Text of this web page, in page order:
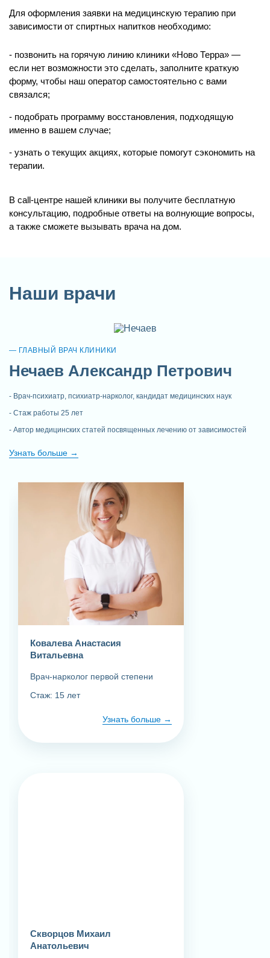
Заказать услугу
Для оформления заявки на медицинскую терапию при
зависимости от спиртных напитков необходимо:
позвонить на горячую линию клиники «Ново Терра» —
если нет возможности это сделать, заполните краткую
форму, чтобы наш оператор самостоятельно с вами
связался;
подобрать программу восстановления, подходящую
именно в вашем случае;
узнать о текущих акциях, которые помогут сэкономить на
терапии.
В call-центре нашей клиники вы получите бесплатную
консультацию, подробные ответы на волнующие вопросы,
а также сможете вызывать врача на дом.
Наши врачи
ГЛАВНЫЙ ВРАЧ КЛИНИКИ
Нечаев Александр Петрович
Врач-психиатр, психиатр-нарколог, кандидат медицинских наук
Стаж работы 25 лет
Автор медицинских статей посвященных лечению от зависимостей
Узнать больше
Ковалева Анастасия
Витальевна
Врач-нарколог первой степени
Стаж: 15 лет
Узнать больше
Скворцов Михаил
Анатольевич